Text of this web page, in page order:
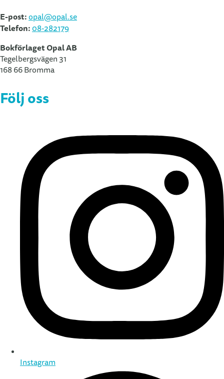
E-post:opal@opal.se
Telefon:08-282179
Bokförlaget Opal AB
Tegelbergsvägen 31
168 66 Bromma
Följ oss
Instagram